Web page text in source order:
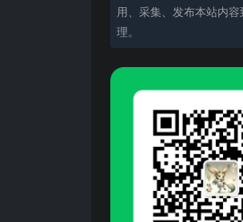
用、采集、发布本站内
理。